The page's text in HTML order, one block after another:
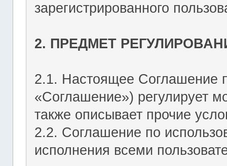
зарегистрированного
2. ПРЕДМЕТ
2.1. Настоящее Соглашение
«Соглашение») регулирует
также описывает прочие
2.2. Соглашение по
исполнения всеми